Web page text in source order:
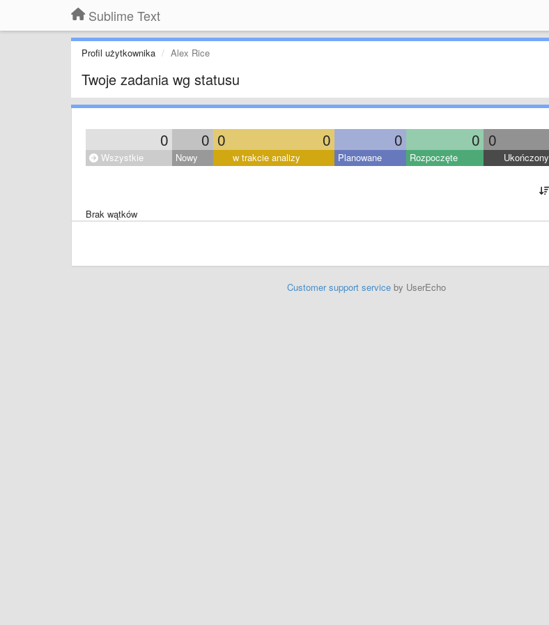
Sublime Text
Profil użytkownika Alex Rice
Twoje zadania wg statusu
0 0 0 0 0 0 0
Wszystkie Nowy w trakcie analizy Planowane Rozpoczęte Ukończony
Brak wątków
Customer support serviceby UserEcho